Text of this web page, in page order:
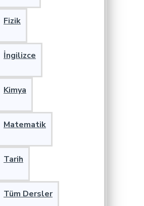
Fizik
İngilizce
Kimya
Matematik
Tarih
Tüm Dersler